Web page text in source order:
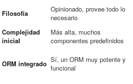
Filosofía
Opinionado, provee todo lo
necesario
Complejidad
inicial
Más alta, muchos
componentes predefinidos
ORM integrado Sí, un ORM muy potente y
funcional